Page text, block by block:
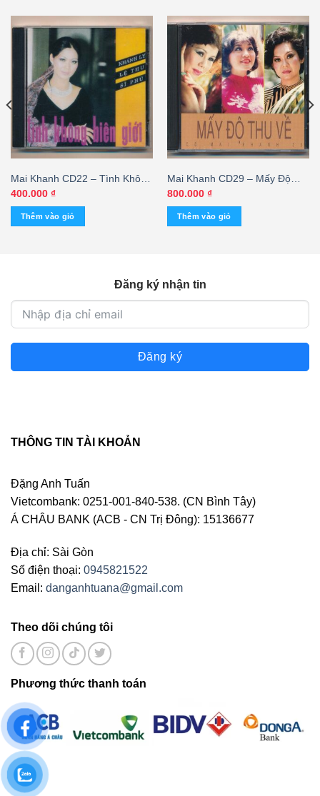
Mai Khanh CD22 – Tình Không
Biên Giới – Khánh Ly – Lệ Thu
– Sĩ Phú (AD/CA) KGTUS
400.000 ₫
Thêm vào giỏ
Mai Khanh CD29 – Mấy Độ
Thu Về (ADCA) KGTUS
800.000 ₫
Thêm vào giỏ
Đăng ký nhận tin
Đăng ký
THÔNG TIN TÀI KHOẢN
Đặng Anh Tuấn
Vietcombank: 0251-001-840-538. (CN Bình Tây)
Á CHÂU BANK (ACB - CN Trị Đông): 15136677
Địa chỉ: Sài Gòn
Số điện thoại: 0945821522
Email: danganhtuana@gmail.com
Theo dõi chúng tôi
Phương thức thanh toán